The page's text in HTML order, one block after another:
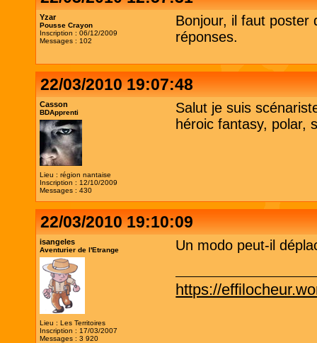
Yzar
Pousse Crayon
Inscription : 06/12/2009
Messages : 102
Bonjour, il faut poster
réponses.
22/03/2010 19:07:48
Casson
BDApprenti
Lieu : région nantaise
Inscription : 12/10/2009
Messages : 430
Salut je suis
héroic fantasy, polar,
22/03/2010 19:10:09
isangeles
Aventurier de l'Etrange
Lieu : Les Territoires
Inscription : 17/03/2007
Messages : 3 920
Un modo peut-il
https://